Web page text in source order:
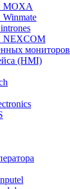
MOXA
NEXCOM
мониторов
(HMI)